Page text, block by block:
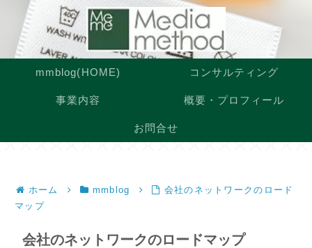
mmblog(HOME) コンサルティング
事業内容 概要・プロフィール
お問合せ
ホーム mmblog
会社のネットワークのロード
マップ
会社のネットワークのロードマップ